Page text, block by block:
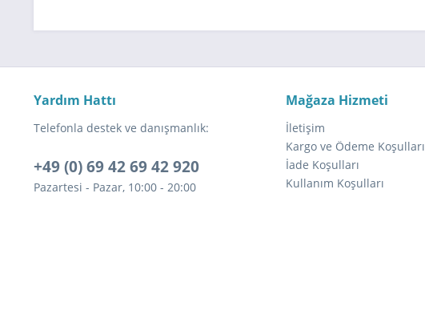
Yardım Hattı
Telefonla destek ve danışmanlık:
+49 (0) 69 42 69 42 920
Pazartesi - Pazar, 10:00 - 20:00
Mağaza Hizmeti
İletişim
Kargo ve Ödeme Koşulları
İade Koşulları
Kullanım Koşulları